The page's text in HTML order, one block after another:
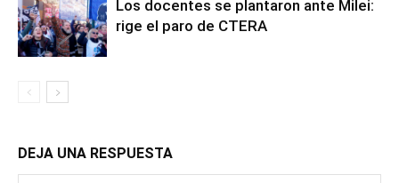
Los docentes se plantaron ante Milei:
rige el paro de CTERA
DEJA UNA RESPUESTA